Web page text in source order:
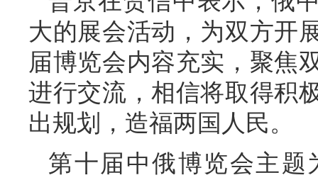
大的展会活动，为双方开
届博览会内容充实，聚焦
进行交流，相信将取得积
出规划，造福两国人民。
第十届中俄博览会主题